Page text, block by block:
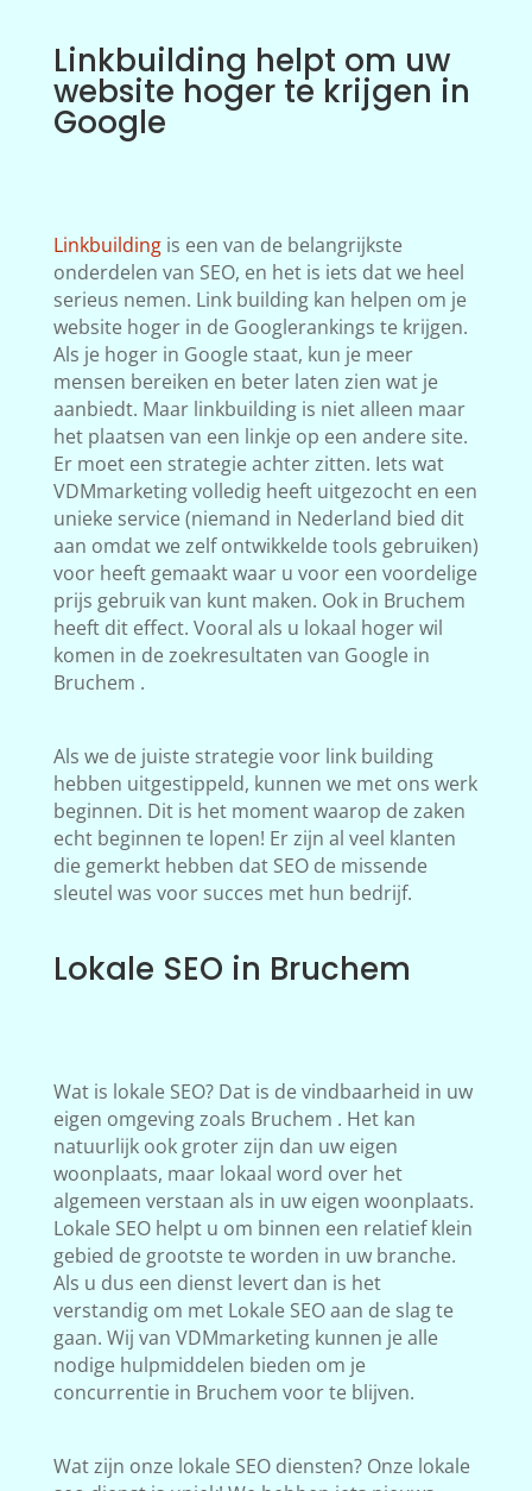
Linkbuilding helpt om uw
website hoger te krijgen in
Google
Linkbuildingis een van de belangrijkste
onderdelen van SEO, en het is iets dat we heel
serieus nemen. Link building kan helpen om je
website hoger in de Googlerankings te krijgen.
Als je hoger in Google staat, kun je meer
mensen bereiken en beter laten zien wat je
aanbiedt. Maar linkbuilding is niet alleen maar
het plaatsen van een linkje op een andere site.
Er moet een strategie achter zitten. Iets wat
VDMmarketing volledig heeft uitgezocht en een
unieke service (niemand in Nederland bied dit
aan omdat we zelf ontwikkelde tools gebruiken)
voor heeft gemaakt waar u voor een voordelige
prijs gebruik van kunt maken. Ook in Bruchem
heeft dit effect. Vooral als u lokaal hoger wil
komen in de zoekresultaten van Google in
Bruchem .
Als we de juiste strategie voor link building
hebben uitgestippeld, kunnen we met ons werk
beginnen. Dit is het moment waarop de zaken
echt beginnen te lopen! Er zijn al veel klanten
die gemerkt hebben dat SEO de missende
sleutel was voor succes met hun bedrijf.
Lokale SEO in Bruchem
Wat is lokale SEO? Dat is de vindbaarheid in uw
eigen omgeving zoals Bruchem . Het kan
natuurlijk ook groter zijn dan uw eigen
woonplaats, maar lokaal word over het
algemeen verstaan als in uw eigen woonplaats.
Lokale SEO helpt u om binnen een relatief klein
gebied de grootste te worden in uw branche.
Als u dus een dienst levert dan is het
verstandig om met Lokale SEO aan de slag te
gaan. Wij van VDMmarketing kunnen je alle
nodige hulpmiddelen bieden om je
concurrentie in Bruchem voor te blijven.
Wat zijn onze lokale SEO diensten? Onze lokale